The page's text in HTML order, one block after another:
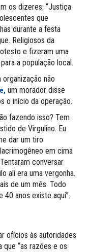
os dizeres: “Justiça
que
durante a festa
Religiosos da
e fizeram uma
a população local.
não
um morador disse
o início da operação.
fazendo isso? Tem
de Virgulino. Eu
dar um tiro
em cima
conversar
ali era uma vergonha.
de um mês. Todo
40 anos existe aqui”.
ofícios às autoridades
“as razões e os